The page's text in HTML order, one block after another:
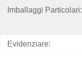
Imballaggi Particolari:
Evidenziare: